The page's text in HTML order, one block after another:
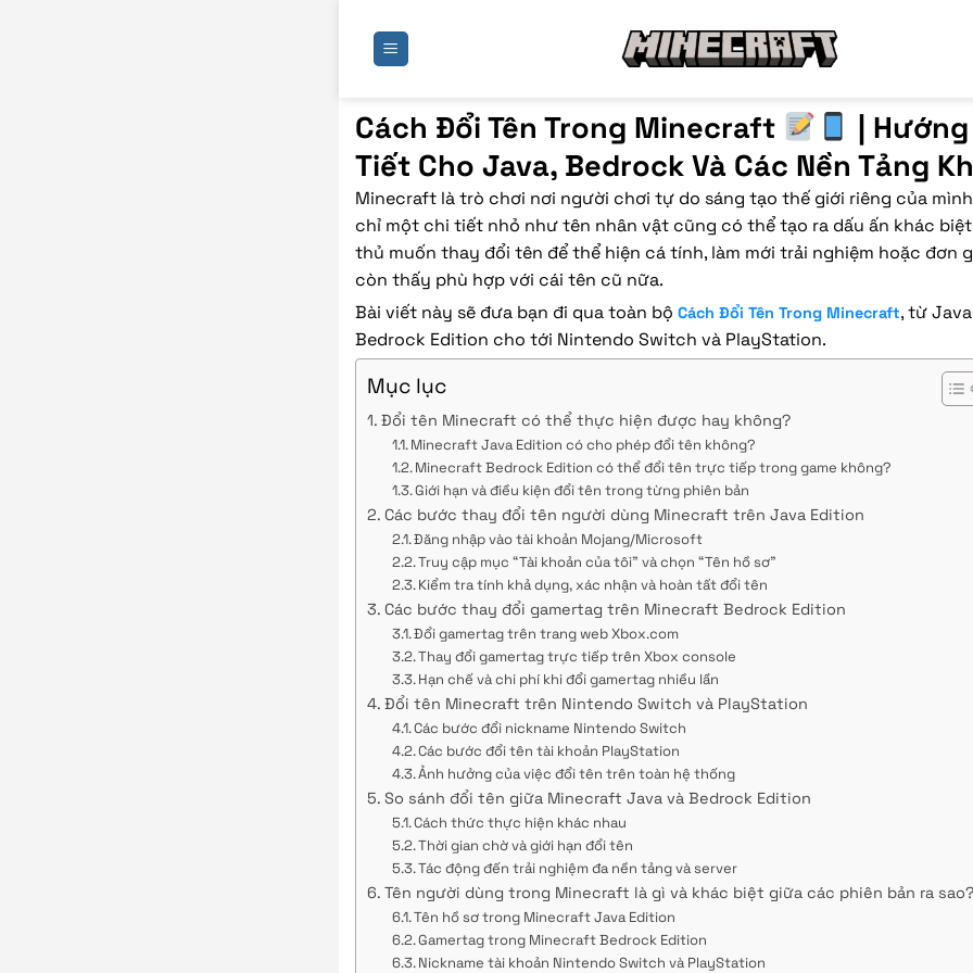
Cách Đổi Tên Trong Minecraft
|
Tiết Cho Java, Bedrock Và Các Nền Tảng
Minecraft là trò chơi nơi người chơi tự do sáng tạo thế giới riêng của
chỉ một chi tiết nhỏ như tên nhân vật cũng có thể tạo ra dấu ấn khác
thủ muốn thay đổi tên để thể hiện cá tính, làm mới trải nghiệm hoặc đơn
còn thấy phù hợp với cái tên cũ nữa.
Bài viết này sẽ đưa bạn đi qua toàn bộ Cách Đổi Tên Trong Minecraft, từ
Bedrock Edition cho tới Nintendo Switch và PlayStation.
Mục lục
Đổi tên Minecraft có thể thực hiện được hay không?
Minecraft Java Edition có cho phép đổi tên không?
Minecraft Bedrock Edition có thể đổi tên trực tiếp trong game không?
Giới hạn và điều kiện đổi tên trong từng phiên bản
Các bước thay đổi tên người dùng Minecraft trên Java Edition
Đăng nhập vào tài khoản Mojang/Microsoft
Truy cập mục “Tài khoản của tôi” và chọn “Tên hồ sơ”
Kiểm tra tính khả dụng, xác nhận và hoàn tất đổi tên
Các bước thay đổi gamertag trên Minecraft Bedrock Edition
Đổi gamertag trên trang web Xbox.com
Thay đổi gamertag trực tiếp trên Xbox console
Hạn chế và chi phí khi đổi gamertag nhiều lần
Đổi tên Minecraft trên Nintendo Switch và PlayStation
Các bước đổi nickname Nintendo Switch
Các bước đổi tên tài khoản PlayStation
Ảnh hưởng của việc đổi tên trên toàn hệ thống
So sánh đổi tên giữa Minecraft Java và Bedrock Edition
Cách thức thực hiện khác nhau
Thời gian chờ và giới hạn đổi tên
Tác động đến trải nghiệm đa nền tảng và server
Tên người dùng trong Minecraft là gì và khác biệt giữa các phiên bản ra sao?
Tên hồ sơ trong Minecraft Java Edition
Gamertag trong Minecraft Bedrock Edition
Nickname tài khoản Nintendo Switch và PlayStation